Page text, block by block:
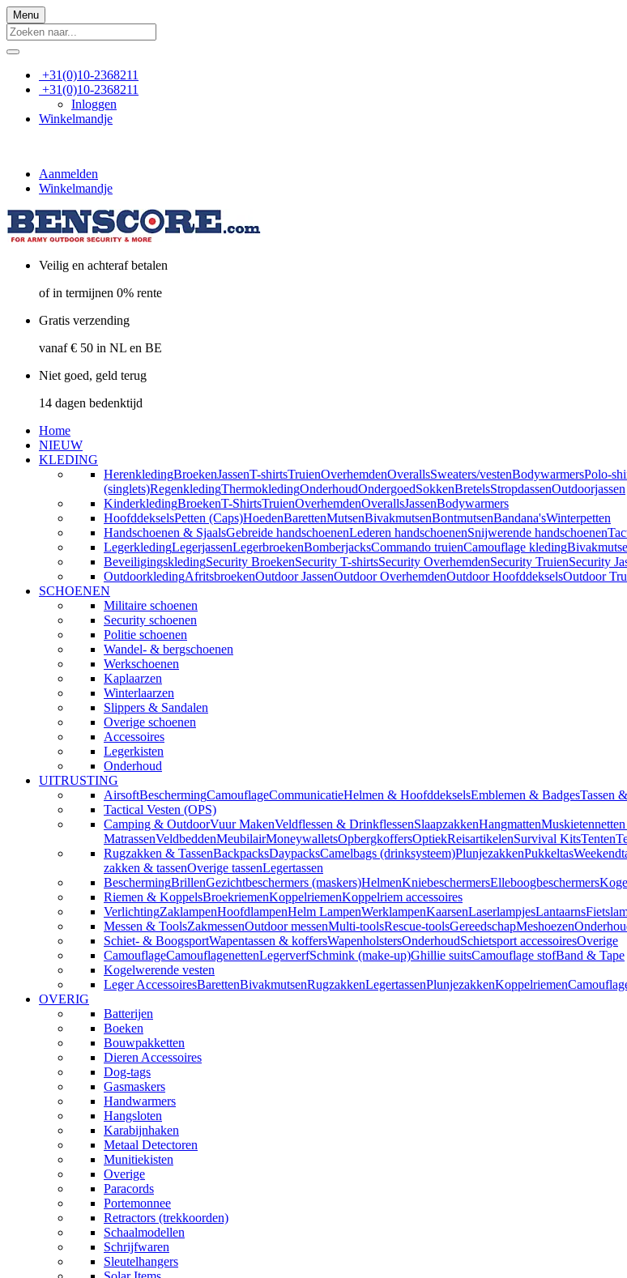
Menu
+31(0)10-2368211
+31(0)10-2368211
Inloggen
Winkelmandje
Aanmelden
Winkelmandje
Veilig en achteraf betalen
of in termijnen 0% rente
Gratis verzending
vanaf € 50 in NL en BE
Niet goed, geld terug
14 dagen bedenktijd
Home
NIEUW
KLEDING
HerenkledingBroekenJassenT-shirtsTruienOverhemdenOverallsSweaters/vestenBodywarmersPolo-
(singlets)RegenkledingThermokledingOnderhoudOndergoedSokkenBretelsStropdassenOutdoorjassen
KinderkledingBroekenT-ShirtsTruienOverhemdenOverallsJassenBodywarmers
HoofddekselsPetten (Caps)HoedenBarettenMutsenBivakmutsenBontmutsenBandana'sWinterpetten
Handschoenen & SjaalsGebreide handschoenenLederen handschoenenSnijwerende handschoenen
LegerkledingLegerjassenLegerbroekenBomberjacksCommando truienCamouflage kleding
BeveiligingskledingSecurity BroekenSecurity T-shirtsSecurity OverhemdenSecurity TruienSecurity
OutdoorkledingAfritsbroekenOutdoor JassenOutdoor OverhemdenOutdoor HoofddekselsOutdoor
SCHOENEN
Militaire schoenen
Security schoenen
Politie schoenen
Wandel- & bergschoenen
Werkschoenen
Kaplaarzen
Winterlaarzen
Slippers & Sandalen
Overige schoenen
Accessoires
Legerkisten
Onderhoud
UITRUSTING
AirsoftBeschermingCamouflageCommunicatieHelmen & HoofddekselsEmblemen & BadgesTassen
Tactical Vesten (OPS)
Camping & OutdoorVuur MakenVeldflessen & DrinkflessenSlaapzakkenHangmattenMuskietennetten
MatrassenVeldbeddenMeubilairMoneywalletsOpbergkoffersOptiekReisartikelenSurvival KitsTenten
Rugzakken & TassenBackpacksDaypacksCamelbags (drinksysteem)PlunjezakkenPukkeltas
zakken & tassenOverige tassenLegertassen
BeschermingBrillenGezichtbeschermers (maskers)HelmenKniebeschermersElleboogbeschermers
Riemen & KoppelsBroekriemenKoppelriemenKoppelriem accessoires
VerlichtingZaklampenHoofdlampenHelm LampenWerklampenKaarsenLaserlampjesLantaarns
Messen & ToolsZakmessenOutdoor messenMulti-toolsRescue-toolsGereedschapMeshoezen
Schiet- & BoogsportWapentassen & koffersWapenholstersOnderhoudSchietsport accessoiresOverige
CamouflageCamouflagenettenLegerverfSchmink (make-up)Ghillie suitsCamouflage stofBand & Tape
Kogelwerende vesten
Leger AccessoiresBarettenBivakmutsenRugzakkenLegertassenPlunjezakkenKoppelriemen
OVERIG
Batterijen
Boeken
Bouwpakketten
Dieren Accessoires
Dog-tags
Gasmaskers
Handwarmers
Hangsloten
Karabijnhaken
Metaal Detectoren
Munitiekisten
Overige
Paracords
Portemonnee
Retractors (trekkoorden)
Schaalmodellen
Schrijfwaren
Sleutelhangers